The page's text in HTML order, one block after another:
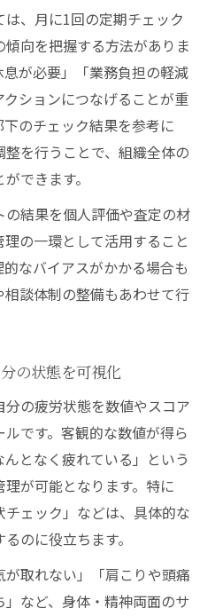
、月に1回の定期チェック
向を把握する方法がありま
が必要」「業務負担の軽減
ションにつなげることが重
のチェック結果を参考に
を行うことで、組織全体の
できます。
結果を個人評価や査定の材
の一環として活用すること
なバイアスがかかる場合も
談体制の整備もあわせて行
の状態を可視化
の疲労状態を数値やスコア
です。客観的な数値が得ら
となく疲れている」という
が可能となります。特に
チェック」などは、具体的な
のに役立ちます。
取れない」「肩こりや頭痛
など、身体・精神両面のサ